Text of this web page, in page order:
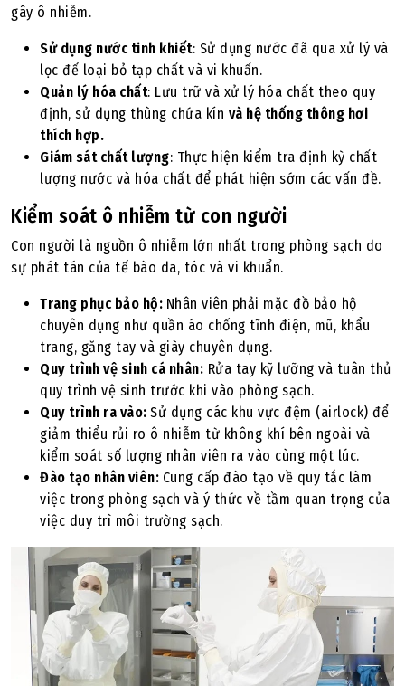
gây ô nhiễm.
Sử dụng nước tinh khiết: Sử dụng nước đã qua xử lý và
lọc để loại bỏ tạp chất và vi khuẩn.
Quản lý hóa chất: Lưu trữ và xử lý hóa chất theo quy
định, sử dụng thùng chứa kín và hệ thống thông hơi
thích hợp.
Giám sát chất lượng: Thực hiện kiểm tra định kỳ chất
lượng nước và hóa chất để phát hiện sớm các vấn đề.
Kiểm soát ô nhiễm từ con người
Con người là nguồn ô nhiễm lớn nhất trong phòng sạch do
sự phát tán của tế bào da, tóc và vi khuẩn.
Trang phục bảo hộ: Nhân viên phải mặc đồ bảo hộ
chuyên dụng như quần áo chống tĩnh điện, mũ, khẩu
trang, găng tay và giày chuyên dụng.
Quy trình vệ sinh cá nhân: Rửa tay kỹ lưỡng và tuân thủ
quy trình vệ sinh trước khi vào phòng sạch.
Quy trình ra vào: Sử dụng các khu vực đệm (airlock) để
giảm thiểu rủi ro ô nhiễm từ không khí bên ngoài và
kiểm soát số lượng nhân viên ra vào cùng một lúc.
Đào tạo nhân viên: Cung cấp đào tạo về quy tắc làm
việc trong phòng sạch và ý thức về tầm quan trọng của
việc duy trì môi trường sạch.